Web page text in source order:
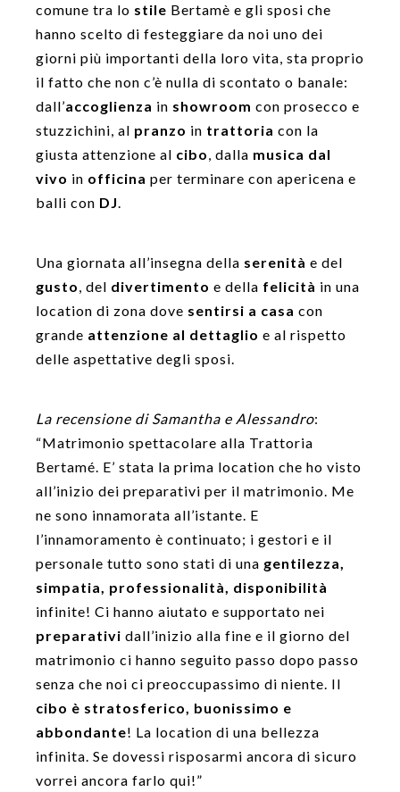
comune tra lo stile Bertamè e gli sposi che
hanno scelto di festeggiare da noi uno dei
giorni più importanti della loro vita, sta proprio
il fatto che non c’è nulla di scontato o banale:
dall’accoglienza in showroom con prosecco e
stuzzichini, al pranzo in trattoria con la
giusta attenzione al cibo, dalla musica dal
vivo in officina per terminare con apericena e
balli con DJ.
Una giornata all’insegna della serenità e del
gusto, del divertimento e della felicità in una
location di zona dove sentirsi a casa con
grande attenzione al dettaglio e al rispetto
delle aspettative degli sposi.
La recensione di Samantha e Alessandro:
“Matrimonio spettacolare alla Trattoria
Bertamé. E’ stata la prima location che ho visto
all’inizio dei preparativi per il matrimonio. Me
ne sono innamorata all’istante. E
l’innamoramento è continuato; i gestori e il
personale tutto sono stati di una gentilezza,
simpatia, professionalità, disponibilità
infinite! Ci hanno aiutato e supportato nei
preparativi dall’inizio alla fine e il giorno del
matrimonio ci hanno seguito passo dopo passo
senza che noi ci preoccupassimo di niente. Il
cibo è stratosferico, buonissimo e
abbondante! La location di una bellezza
infinita. Se dovessi risposarmi ancora di sicuro
vorrei ancora farlo qui!”